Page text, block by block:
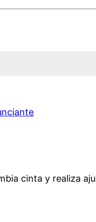
cinta y realiza